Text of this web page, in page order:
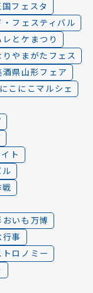
フェスタ
・フェスティバル
とケまつり
やまがたフェス
酒県山形フェア
にこにこマルシェ
ト
おいも万博
事
ロノミー